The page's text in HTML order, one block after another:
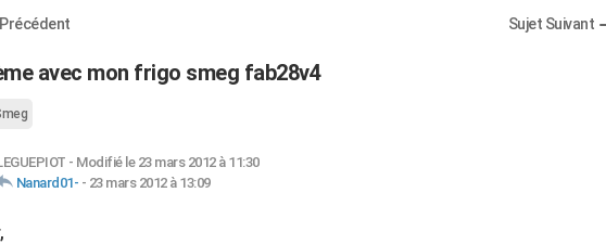
Sujet Suivant
avec mon frigo smeg fab28v4
- Modifié le 23 mars 2012 à 11:30
Nanard01- - 23 mars 2012 à 13:09